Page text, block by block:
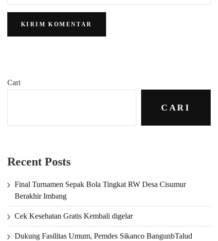
Cari
CARI
Recent Posts
Final Turnamen Sepak Bola Tingkat RW Desa Cisumur
Berakhir Imbang
Cek Kesehatan Gratis Kembali digelar
Dukung Fasilitas Umum, Pemdes Sikanco BangunbTalud